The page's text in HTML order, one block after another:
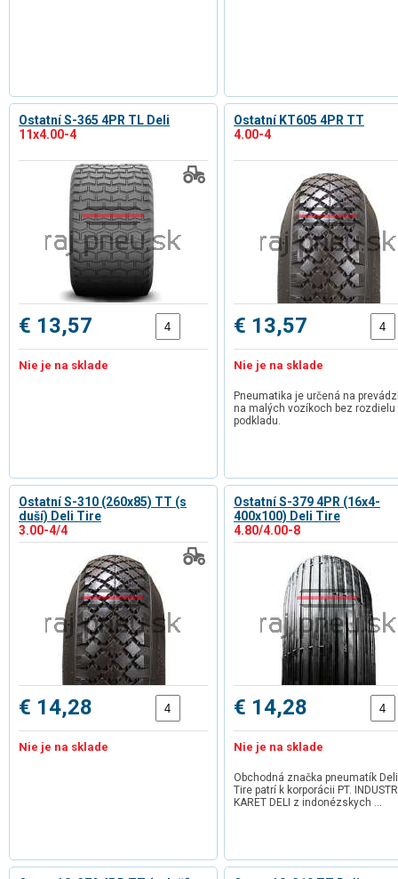
Ostatní S-365 4PR TL Deli
11x4.00-4
€ 13,57
Nie je na sklade
Ostatní KT605 4PR TT
4.00-4
€ 13,57
Nie je na sklade
Pneumatika je určená na
na malých vozíkoch bez rozdielu
podkladu.
Ostatní S-310 (260x85) TT (s
duší) Deli Tire
3.00-4/4
€ 14,28
Nie je na sklade
Ostatní S-379 4PR (16x4-
400x100) Deli Tire
4.80/4.00-8
€ 14,28
Nie je na sklade
Obchodná značka pneumatík Deli
Tire patrí k korporácii PT.
KARET DELI z indonézskych …